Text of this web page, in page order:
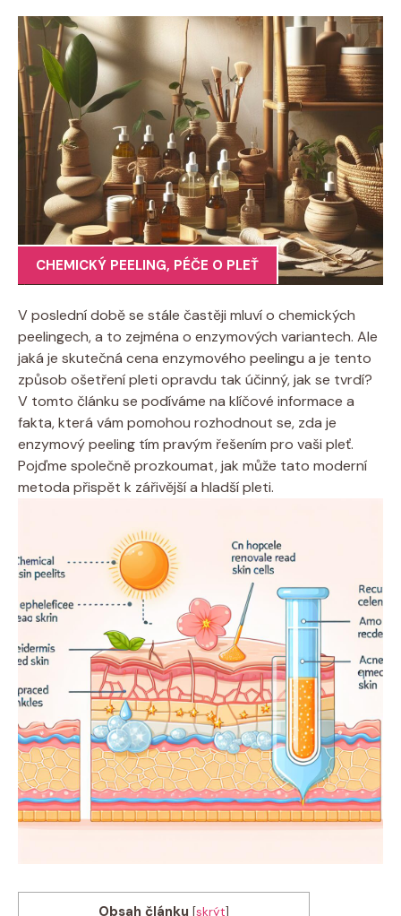
CHEMICKÝ PEELING, PÉČE O PLEŤ
V poslední době se stále častěji mluví o chemických
peelingech, a to zejména o enzymových variantech. Ale
jaká je skutečná cena enzymového peelingu a je tento
způsob ošetření pleti opravdu tak účinný, jak se tvrdí?
V tomto článku se podíváme na klíčové informace a
fakta, která vám pomohou rozhodnout se, zda je
enzymový peeling tím pravým řešením pro vaši pleť.
Pojďme společně prozkoumat, jak může tato moderní
metoda přispět k zářivější a hladší pleti.
Obsah článku [skrýt]